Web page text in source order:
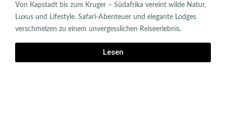
Von Kapstadt bis zum Kruger – Südafrika vereint wilde Natur,
Luxus und Lifestyle. Safari-Abenteuer und elegante Lodges
verschmelzen zu einem unvergesslichen Reiseerlebnis.
Lesen